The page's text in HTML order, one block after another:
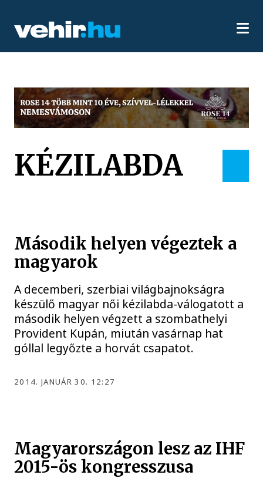
KÉZILABDA
Második helyen végeztek a
magyarok
A decemberi, szerbiai világbajnokságra
készülő magyar női kézilabda-válogatott a
második helyen végzett a szombathelyi
Provident Kupán, miután vasárnap hat
góllal legyőzte a horvát csapatot.
2014. JANUÁR 30. 12:27
Magyarországon lesz az IHF
2015-ös kongresszusa